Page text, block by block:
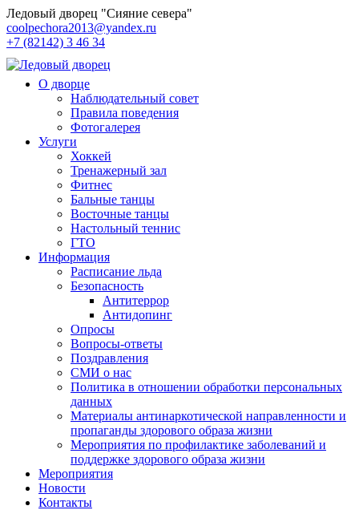
Ледовый дворец "Сияние севера"
coolpechora2013@yandex.ru
+7 (82142) 3 46 34
О дворце
Наблюдательный совет
Правила поведения
Фотогалерея
Услуги
Хоккей
Тренажерный зал
Фитнес
Бальные танцы
Восточные танцы
Настольный теннис
ГТО
Информация
Расписание льда
Безопасность
Антитеррор
Антидопинг
Опросы
Вопросы-ответы
Поздравления
СМИ о нас
Политика в отношении обработки персональных
данных
Материалы антинаркотической направленности и
пропаганды здорового образа жизни
Мероприятия по профилактике заболеваний и
поддержке здорового образа жизни
Мероприятия
Новости
Контакты